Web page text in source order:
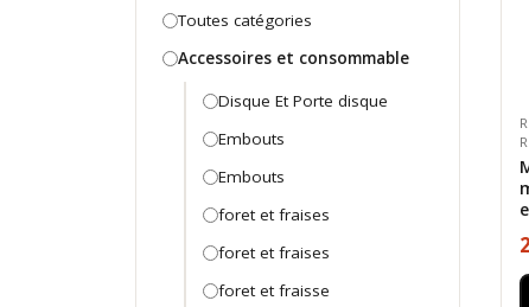
Toutes catégories
Accessoires et consommable
Disque Et Porte disque
Embouts
Embouts
foret et fraises
foret et fraises
foret et fraisse